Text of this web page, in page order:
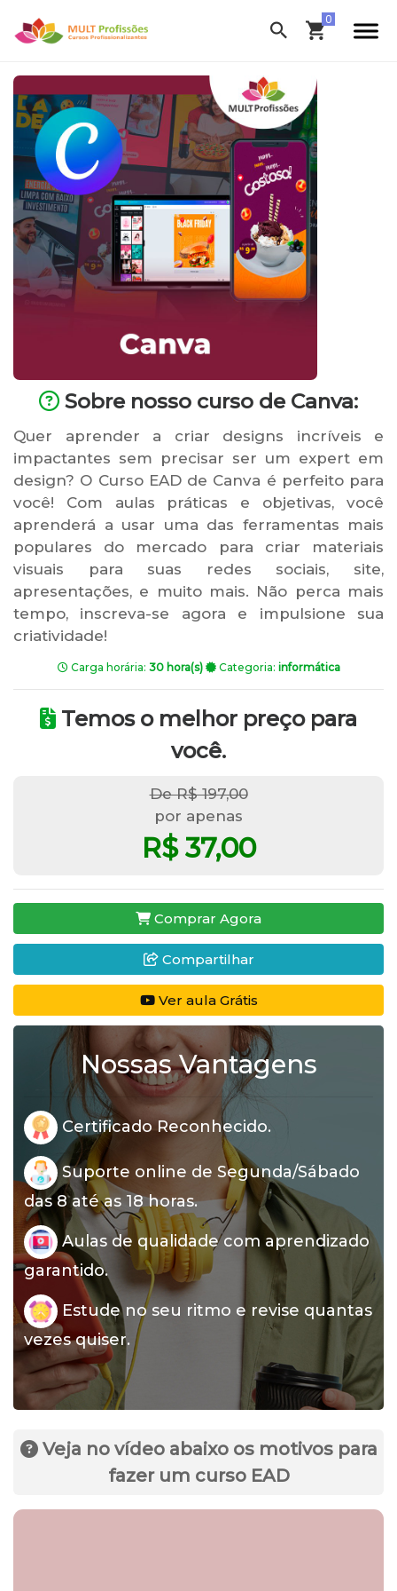
Sobre nosso curso de Canva:
Quer aprender a criar designs incríveis e
impactantes sem precisar ser um expert em
design? O Curso EAD de Canva é perfeito para
você! Com aulas práticas e objetivas, você
aprenderá a usar uma das ferramentas mais
populares do mercado para criar materiais
visuais para suas redes sociais, site,
apresentações, e muito mais. Não perca mais
tempo, inscreva-se agora e impulsione sua
criatividade!
Carga horária: 30 hora(s) Categoria: informática
Temos o melhor preço para
você.
De R$ 197,00
por apenas
R$ 37,00
Comprar Agora
Compartilhar
Ver aula Grátis
Nossas Vantagens
Certificado Reconhecido.
Suporte online de Segunda/Sábado
das 8 até as 18 horas.
Aulas de qualidade com aprendizado
garantido.
Estude no seu ritmo e revise quantas
vezes quiser.
Veja no vídeo abaixo os motivos para
fazer um curso EAD